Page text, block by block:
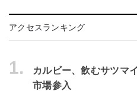
アクセスランキング
1.
カルビー、飲むサツマ
市場参入